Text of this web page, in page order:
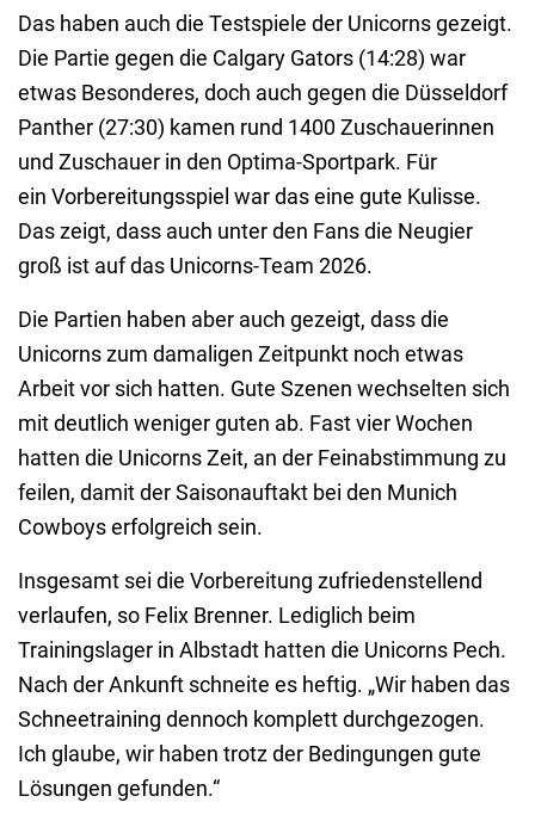
Das haben auch die Testspiele der Unicorns gezeigt.
Die Partie gegen die Calgary Gators (14:28) war
etwas Besonderes, doch auch gegen die Düsseldorf
Panther (27:30) kamen rund 1400 Zuschauerinnen
und Zuschauer in den Optima-Sportpark. Für
ein Vorbereitungsspiel war das eine gute Kulisse.
Das zeigt, dass auch unter den Fans die Neugier
groß ist auf das Unicorns-Team 2026.
Die Partien haben aber auch gezeigt, dass die
Unicorns zum damaligen Zeitpunkt noch etwas
Arbeit vor sich hatten. Gute Szenen wechselten sich
mit deutlich weniger guten ab. Fast vier Wochen
hatten die Unicorns Zeit, an der Feinabstimmung zu
feilen, damit der Saisonauftakt bei den Munich
Cowboys erfolgreich sein.
Insgesamt sei die Vorbereitung zufriedenstellend
verlaufen, so Felix Brenner. Lediglich beim
Trainingslager in Albstadt hatten die Unicorns Pech.
Nach der Ankunft schneite es heftig. „Wir haben das
Schneetraining dennoch komplett durchgezogen.
Ich glaube, wir haben trotz der Bedingungen gute
Lösungen gefunden.“